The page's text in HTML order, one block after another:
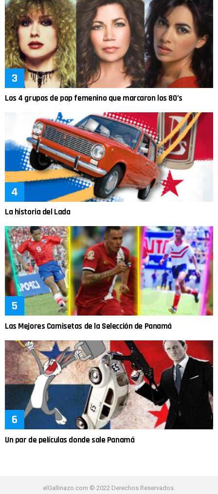
Los 4 grupos de pop femenino que marcaron los 80’s
La historia del Lada
Las Mejores Camisetas de la Selección de Panamá
Un par de películas donde sale Panamá
elGallinazo.com © 2022 Derechos Reservados.